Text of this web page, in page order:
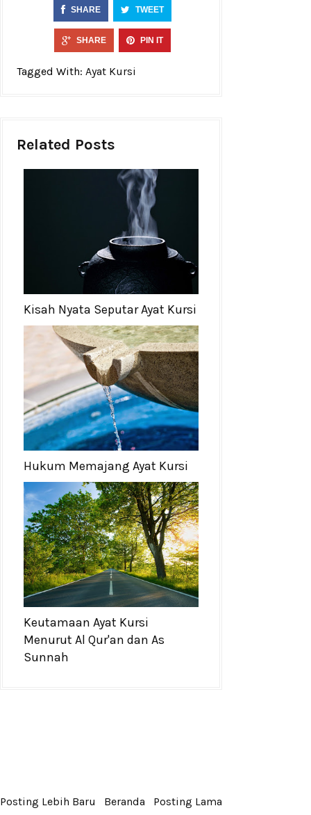
SHARE TWEET
SHARE PIN IT
Tagged With: Ayat Kursi
Related Posts
Kisah Nyata Seputar Ayat Kursi
Hukum Memajang Ayat Kursi
Keutamaan Ayat Kursi
Menurut Al Qur'an dan As
Sunnah
Posting Lebih Baru Beranda Posting Lama